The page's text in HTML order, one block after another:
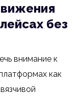
без
внимание к
как